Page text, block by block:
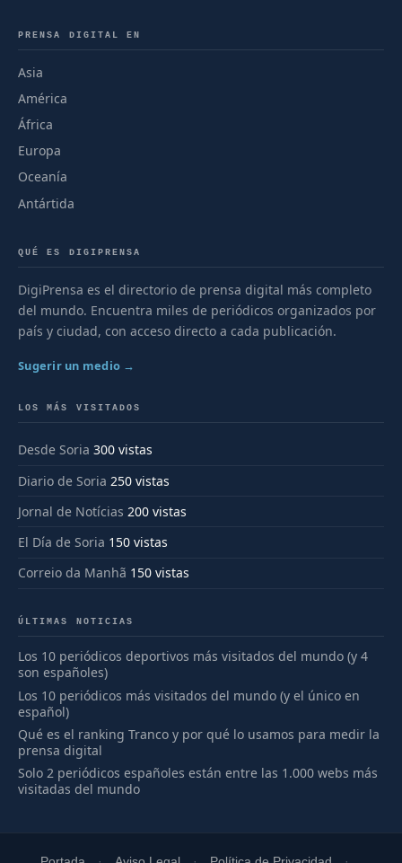
PRENSA DIGITAL EN
Asia
América
África
Europa
Oceanía
Antártida
QUÉ ES DIGIPRENSA
DigiPrensa es el directorio de prensa digital más completo
del mundo. Encuentra miles de periódicos organizados por
país y ciudad, con acceso directo a cada publicación.
Sugerir un medio →
LOS MÁS VISITADOS
Desde Soria 300 vistas
Diario de Soria 250 vistas
Jornal de Notícias 200 vistas
El Día de Soria 150 vistas
Correio da Manhã 150 vistas
ÚLTIMAS NOTICIAS
Los 10 periódicos deportivos más visitados del mundo (y 4
son españoles)
Los 10 periódicos más visitados del mundo (y el único en
español)
Qué es el ranking Tranco y por qué lo usamos para medir la
prensa digital
Solo 2 periódicos españoles están entre las 1.000 webs más
visitadas del mundo